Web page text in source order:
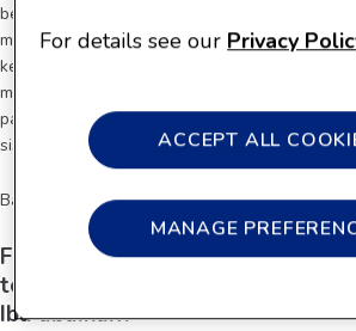
bekerja (tidak seperti anak-anak yang sudah
memiliki gravitasi untuk bantu mendorong
kecil mungkin berjalan lambat melalui jalur
menyebabkan fesesnya menjadi keras dan
pada makanan si kecil di tahun pertama juga
sistem pencernaannya.
Baca Juga : Penyebab Konstipasi dan Cara
Fakta-fakta lainnya yang perlu
tentang konstipasi dan mitos
Ibu abaikan?
For details see our Privacy
MANAGE
ACCEPT ALL